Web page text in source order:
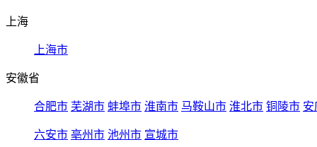
上海
上海市
安徽省
合肥市 芜湖市 蚌埠市 淮南市 马鞍山市 淮北市 铜陵市 安
六安市 亳州市 池州市 宣城市